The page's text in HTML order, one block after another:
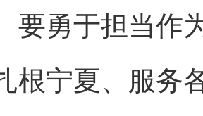
要勇于担当作
根宁夏、服务